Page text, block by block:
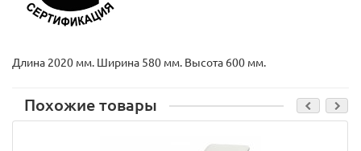
Длина 2020 мм. Ширина 580 мм. Высота 600 мм.
Похожие товары